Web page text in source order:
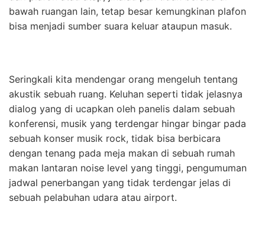
bawah ruangan lain, tetap besar kemungkinan plafon
bisa menjadi sumber suara keluar ataupun masuk.
Seringkali kita mendengar orang mengeluh tentang
akustik sebuah ruang. Keluhan seperti tidak jelasnya
dialog yang di ucapkan oleh panelis dalam sebuah
konferensi, musik yang terdengar hingar bingar pada
sebuah konser musik rock, tidak bisa berbicara
dengan tenang pada meja makan di sebuah rumah
makan lantaran noise level yang tinggi, pengumuman
jadwal penerbangan yang tidak terdengar jelas di
sebuah pelabuhan udara atau airport.